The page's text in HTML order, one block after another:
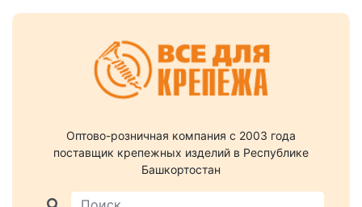
Оптово-розничная компания c 2003 года
поставщик крепежных изделий в Республике
Башкортостан